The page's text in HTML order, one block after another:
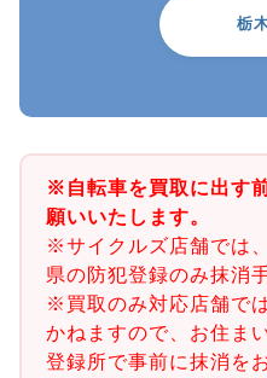
栃
※自転車を買取に出す
願いいたします。
※サイクルズ店舗では
県の防犯登録のみ抹消
※買取のみ対応店舗で
かねますので、お住ま
登録所で事前に抹消を